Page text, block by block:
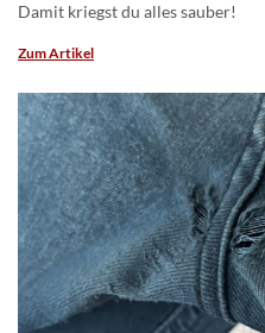
Damit kriegst du alles sauber!
Zum Artikel